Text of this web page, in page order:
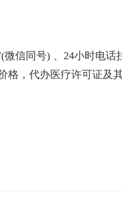
(微信同号) 、24小时电话
格，代办医疗许可证及